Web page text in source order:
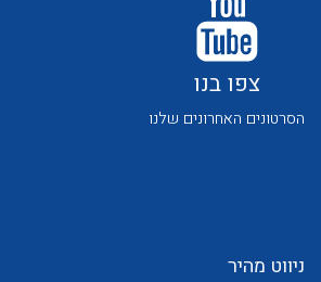
לכל מוצרי היצרן
צפו בנו
הסרטונים האחרונים שלנו
ניווט מהיר